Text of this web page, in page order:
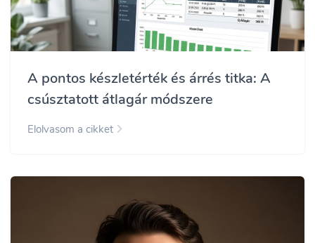
A pontos készletérték és árrés titka: A
csúsztatott átlagár módszere
Elolvasom a cikket